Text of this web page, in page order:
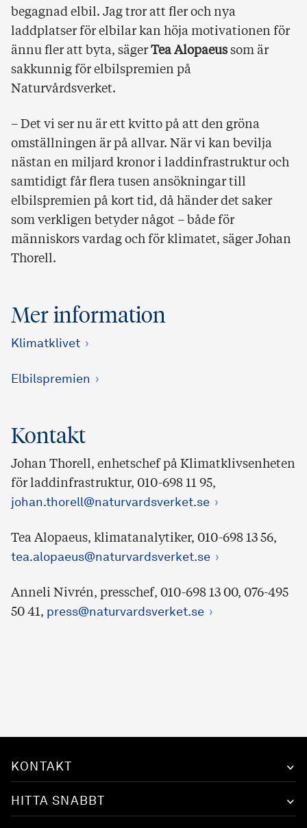
begagnad elbil. Jag tror att fler och nya
laddplatser för elbilar kan höja motivationen för
ännu fler att byta, sägerTea Alopaeussom är
sakkunnig för elbilspremien på
Naturvårdsverket.
– Det vi ser nu är ett kvitto på att den gröna
omställningen är på allvar. När vi kan bevilja
nästan en miljard kronor i laddinfrastruktur och
samtidigt får flera tusen ansökningar till
elbilspremien på kort tid, då händer det saker
som verkligen betyder något – både för
människors vardag och för klimatet, säger Johan
Thorell.
Mer information
Klimatklivet
Elbilspremien
Kontakt
Johan Thorell, enhetschef på Klimatklivsenheten
för laddinfrastruktur, 010-698 11 95,
johan.thorell@naturvardsverket.se
Tea Alopaeus, klimatanalytiker, 010-698 13 56,
tea.alopaeus@naturvardsverket.se
Anneli Nivrén, presschef, 010-698 13 00, 076-495
50 41, press@naturvardsverket.se
KONTAKT
HITTA SNABBT